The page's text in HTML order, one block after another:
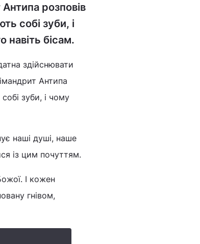
розповів
собі зуби, і
бісам.
здійснювати
Антипа
зуби, і чому
наші душі, наше
із цим почуттям.
І кожен
гнівом,